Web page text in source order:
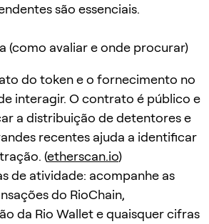
são essenciais.
(como avaliar e onde procurar)
do token e o fornecimento no
interagir. O contrato é público e
a distribuição de detentores e
recentes ajuda a identificar
(etherscan.io)
de atividade: acompanhe as
do RioChain,
da Rio Wallet e quaisquer cifras